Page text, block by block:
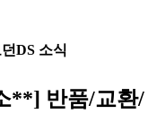
DS 소식
**] 반품/교환/